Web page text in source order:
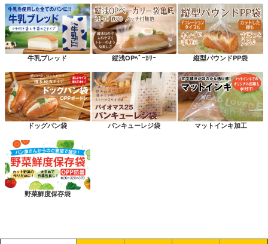
牛乳ブレッド 縦浅OPﾍﾞｰｶﾘｰ 縦型パウンドPP袋
ドッグパン袋 パンキューレジ袋 マットインキ加工
野菜鮮度保存袋